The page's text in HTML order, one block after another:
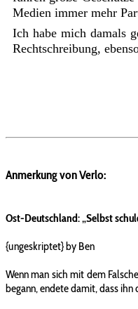
Medien immer mehr
Ich habe mich damals
Rechtschreibung,
Anmerkung von Verlo:
Ost-Deutschland: „Selbst
{ungeskriptet} by Ben
Wenn man sich mit dem
begann, endete damit, dass